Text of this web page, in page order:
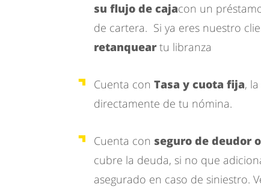
su flujo de cajacon un
de cartera. Si ya eres nuestro
retanqueartu libranza
Cuenta con Tasa y cuota fija,
directamente de tu nómina.
Cuenta con seguro de deudor
cubre la deuda, si no que
asegurado en caso de siniestro.